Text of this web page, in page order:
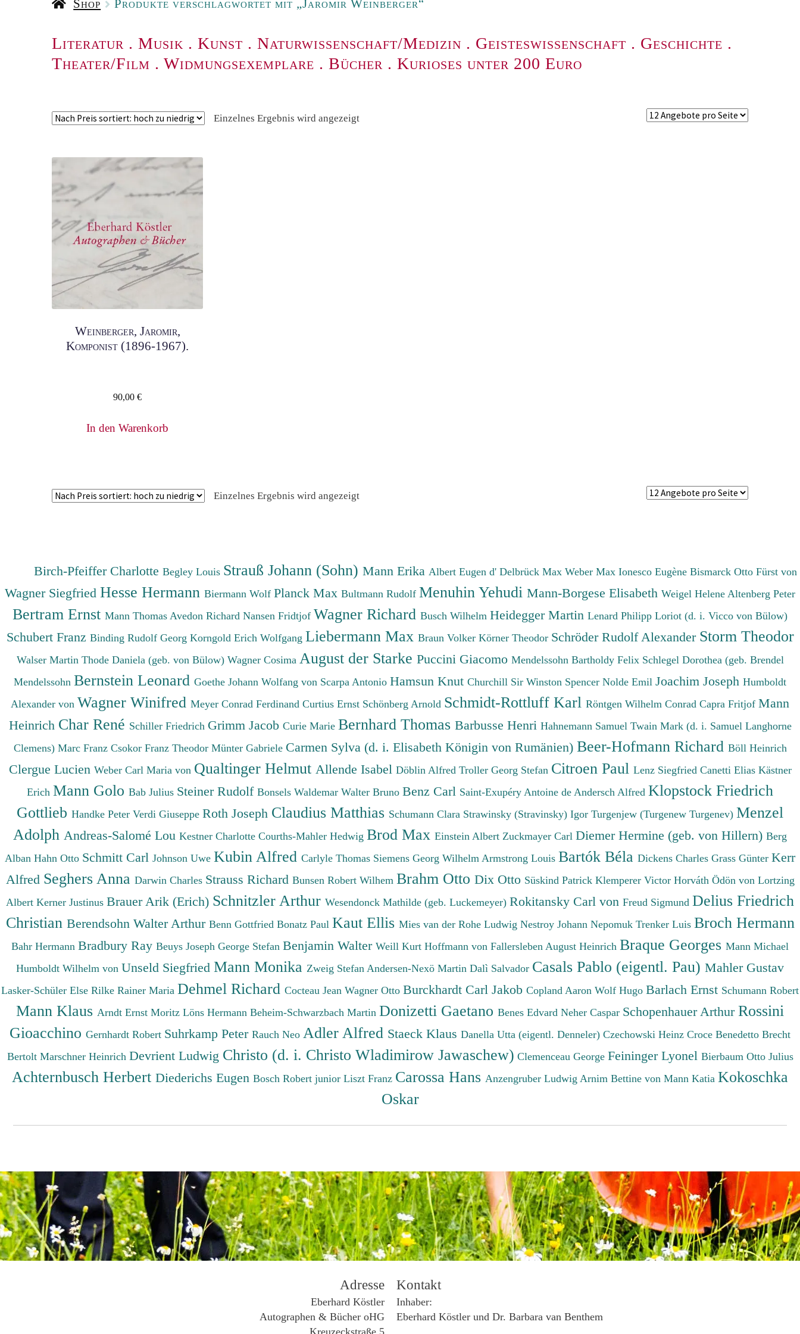
Shop Produkte verschlagwortet mit „Jaromir Weinberger“
Literatur . Musik . Kunst . Naturwissenschaft/Medizin . Geisteswissenschaft . Geschichte .
Theater/Film . Widmungsexemplare . Bücher . Kurioses unter 200 Euro
Einzelnes Ergebnis wird angezeigt
Weinberger, Jaromir,
Komponist (1896-1967).
90,00€
In den Warenkorb
Einzelnes Ergebnis wird angezeigt
Birch-Pfeiffer CharlotteBegley Louis Strauß Johann (Sohn)Mann Erika Albert Eugen d'Delbrück MaxWeber MaxIonesco EugèneBismarck Otto Fürst von
Wagner Siegfried Hesse Hermann Biermann Wolf Planck Max Bultmann Rudolf Menuhin Yehudi Mann-Borgese Elisabeth Weigel Helene Altenberg Peter
Bertram Ernst Mann Thomas Avedon Richard Nansen Fridtjof Wagner Richard Busch Wilhelm Heidegger Martin Lenard Philipp Loriot (d. i. Vicco von Bülow)
Schubert Franz Binding Rudolf Georg Korngold Erich Wolfgang Liebermann Max Braun Volker Körner Theodor Schröder Rudolf Alexander Storm Theodor
Walser Martin Thode Daniela (geb. von Bülow) Wagner Cosima August der Starke Puccini Giacomo Mendelssohn Bartholdy Felix Schlegel Dorothea (geb. Brendel
Mendelssohn Bernstein Leonard Goethe Johann Wolfang von Scarpa Antonio Hamsun Knut Churchill Sir Winston Spencer Nolde Emil Joachim Joseph Humboldt
Alexander von Wagner Winifred Meyer Conrad Ferdinand Curtius Ernst Schönberg Arnold Schmidt-Rottluff Karl Röntgen Wilhelm Conrad Capra Fritjof Mann
Heinrich Char René Schiller Friedrich Grimm Jacob Curie Marie Bernhard Thomas Barbusse Henri Hahnemann Samuel Twain Mark (d. i. Samuel Langhorne
Clemens) Marc Franz Csokor Franz Theodor Münter Gabriele Carmen Sylva (d. i. Elisabeth Königin von Rumänien) Beer-Hofmann Richard Böll Heinrich
Clergue Lucien Weber Carl Maria von Qualtinger Helmut Allende Isabel Döblin Alfred Troller Georg Stefan Citroen Paul Lenz Siegfried Canetti Elias Kästner
Erich Mann Golo Bab Julius Steiner Rudolf Bonsels Waldemar Walter Bruno Benz Carl Saint-Exupéry Antoine de Andersch Alfred Klopstock Friedrich
Gottlieb Handke Peter Verdi Giuseppe Roth Joseph Claudius Matthias Schumann Clara Strawinsky (Stravinsky) Igor Turgenjew (Turgenew Turgenev) Menzel
Adolph Andreas-Salomé Lou Kestner Charlotte Courths-Mahler Hedwig Brod Max Einstein Albert Zuckmayer Carl Diemer Hermine (geb. von Hillern) Berg
Alban Hahn Otto Schmitt Carl Johnson Uwe Kubin Alfred Carlyle Thomas Siemens Georg Wilhelm Armstrong Louis Bartók Béla Dickens Charles Grass Günter Kerr
Alfred Seghers Anna Darwin Charles Strauss Richard Bunsen Robert Wilhem Brahm Otto Dix Otto Süskind Patrick Klemperer Victor Horváth Ödön von Lortzing
Albert Kerner Justinus Brauer Arik (Erich) Schnitzler Arthur Wesendonck Mathilde (geb. Luckemeyer) Rokitansky Carl von Freud Sigmund Delius Friedrich
Christian Berendsohn Walter Arthur Benn Gottfried Bonatz Paul Kaut Ellis Mies van der Rohe Ludwig Nestroy Johann Nepomuk Trenker Luis Broch Hermann
Bahr Hermann Bradbury Ray Beuys Joseph George Stefan Benjamin Walter Weill Kurt Hoffmann von Fallersleben August Heinrich Braque Georges Mann Michael
Humboldt Wilhelm von Unseld Siegfried Mann Monika Zweig Stefan Andersen-Nexö Martin Dalì Salvador Casals Pablo (eigentl. Pau) Mahler Gustav
Lasker-Schüler Else Rilke Rainer Maria Dehmel Richard Cocteau Jean Wagner Otto Burckhardt Carl Jakob Copland Aaron Wolf Hugo Barlach Ernst Schumann Robert
Mann Klaus Arndt Ernst Moritz Löns Hermann Beheim-Schwarzbach Martin Donizetti Gaetano Benes Edvard Neher Caspar Schopenhauer Arthur Rossini
Gioacchino Gernhardt Robert Suhrkamp Peter Rauch Neo Adler Alfred Staeck Klaus Danella Utta (eigentl. Denneler) Czechowski Heinz Croce Benedetto Brecht
Bertolt Marschner Heinrich Devrient Ludwig Christo (d. i. Christo Wladimirow Jawaschew) Clemenceau George Feininger Lyonel Bierbaum Otto Julius
Achternbusch Herbert Diederichs Eugen Bosch Robert junior Liszt Franz Carossa Hans Anzengruber Ludwig Arnim Bettine von Mann Katia Kokoschka
Oskar
Adresse
Eberhard Köstler
Autographen & Bücher oHG
Kontakt
Inhaber:
Eberhard Köstler und Dr. Barbara van Benthem